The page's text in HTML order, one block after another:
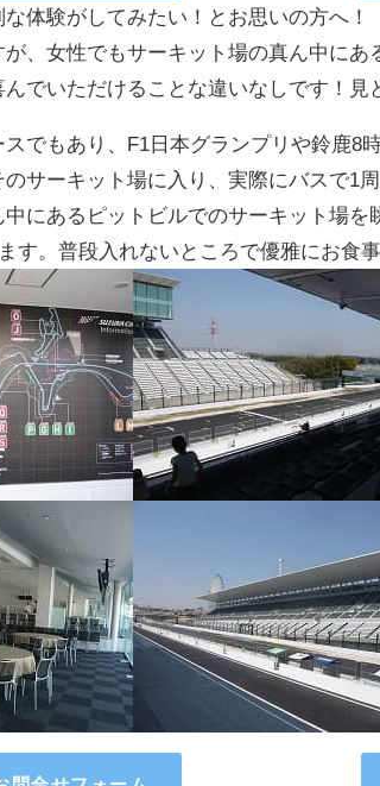
体験がしてみたい！とお思いの方へ！
、女性でもサーキット場の真ん中に
でいただけることな違いなしです！ 見
スでもあり、F1日本グランプリや鈴鹿8
サーキット場に入り、実際にバスで1
にあるピットビルでのサーキット場
す。普段入れないところで優雅にお食事